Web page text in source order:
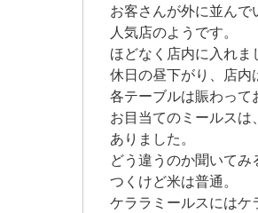
お客さんが外に並んで
人気店のようです。
ほどなく店内に入れま
休日の昼下がり、店内
各テーブルは賑わって
お目当てのミールス
ありました。
どう違うのか聞いて
つくけど米は普通。
ケララミールスにはケ